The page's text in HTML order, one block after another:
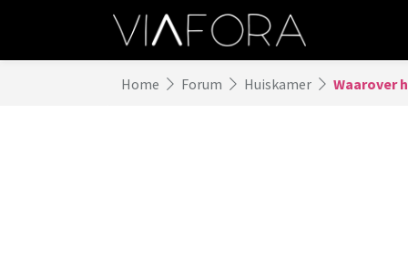
Home Forum Huiskamer Waarover